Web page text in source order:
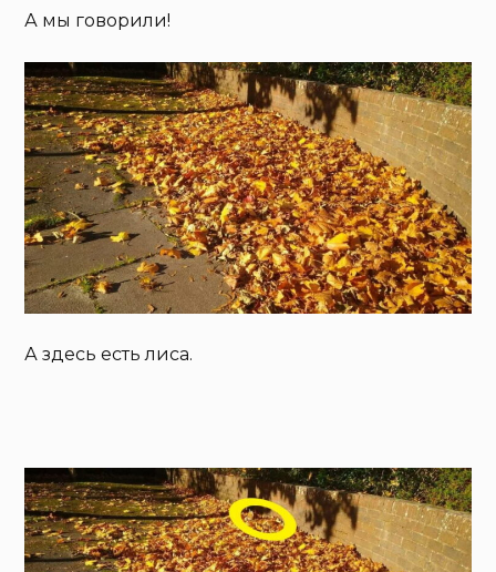
А мы говорили!
А здесь есть лиса.